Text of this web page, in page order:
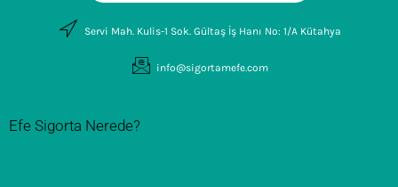
Servi Mah. Kulis-1 Sok. Gültaş İş Hanı No: 1/A Kütahya
info@sigortamefe.com
Efe Sigorta Nerede?